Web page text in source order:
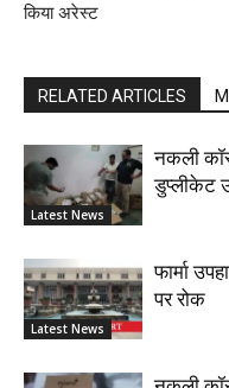
किया अरेस्ट
RELATED ARTICLES
Latest News
नकली
डुप्लीकेट
Latest News
फार्मा
पर रोक